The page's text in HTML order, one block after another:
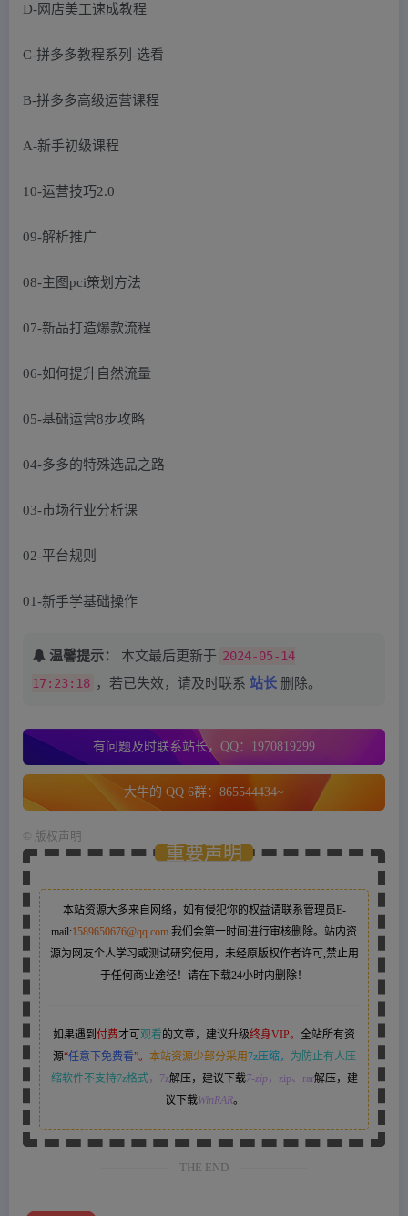
D-网店美工速成教程
C-拼多多教程系列-选看
B-拼多多高级运营课程
A-新手初级课程
10-运营技巧2.0
09-解析推广
08-主图pci策划方法
07-新品打造爆款流程
06-如何提升自然流量
05-基础运营8步攻略
04-多多的特殊选品之路
03-市场行业分析课
02-平台规则
01-新手学基础操作
温馨提示： 本文最后更新于 2024-05-14
17:23:18 ，若已失效，请及时联系 站长 删除。
有问题及时联系站长，QQ：1970819299
大牛的 QQ 6群：865544434~
版权声明
重要声明
本站资源大多来自网络，如有侵犯你的权益请联系管理员E-
mail:1589650676@qq.com 我们会第一时间进行审核删除。站内资
源为网友个人学习或测试研究使用，未经原版权作者许可,禁止用
于任何商业途径！请在下载24小时内删除！
如果遇到 付费才可 观看 的文章，建议升级终身VIP。 全站所有资
源“任意下免费看”。 本站资源少部分采用7z压缩，
为防止有人压
缩软件不支持7z格式，7z解压，建议下载7-zip，zip、rar解压，建
议下载WinRAR。
THE END